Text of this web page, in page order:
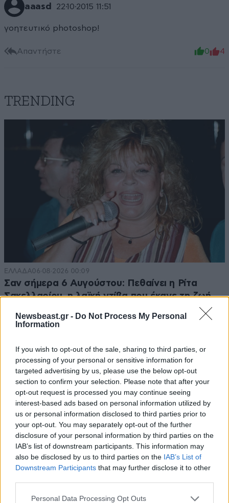
Newsbeast.gr - Do Not Process My Personal
Information
If you wish to opt-out of the sale, sharing to third parties, or
processing of your personal or sensitive information for
targeted advertising by us, please use the below opt-out
section to confirm your selection. Please note that after your
opt-out request is processed you may continue seeing
interest-based ads based on personal information utilized by
us or personal information disclosed to third parties prior to
your opt-out. You may separately opt-out of the further
disclosure of your personal information by third parties on the
IAB’s list of downstream participants. This information may
also be disclosed by us to third parties on the IAB’s List of
Downstream Participants that may further disclose it to other
Please note that this website/app uses one or more Google
Personal Data Processing Opt Outs
aaasd 22·10·2015 11:51
γοητευτικό photoshop!
Απαντήστε 0 4
TRENDING
ΕΛΛΑΔΑ06·08·2026 00:09
Σαν σήμερα 6 Αυγούστου: Πεθαίνει η Ρίτα
Σακελλαρίου, η λαϊκή ντίβα που έκανε τη ζωή